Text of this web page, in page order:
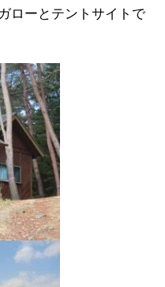
ローとテントサイトで